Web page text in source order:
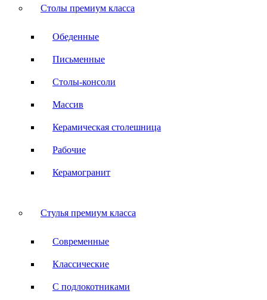
Столы премиум класса
Обеденные
Письменные
Столы-консоли
Массив
Керамическая столешница
Рабочие
Керамогранит
Стулья премиум класса
Современные
Классические
С подлокотниками